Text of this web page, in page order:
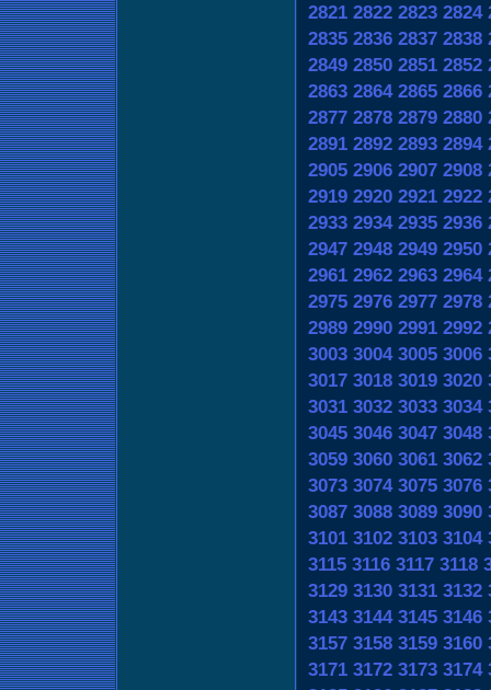
2821 2822 2823 2824
2835 2836 2837 2838
2849 2850 2851 2852
2863 2864 2865 2866
2877 2878 2879 2880
2891 2892 2893 2894
2905 2906 2907 2908
2919 2920 2921 2922
2933 2934 2935 2936
2947 2948 2949 2950
2961 2962 2963 2964
2975 2976 2977 2978
2989 2990 2991 2992
3003 3004 3005 3006
3017 3018 3019 3020
3031 3032 3033 3034
3045 3046 3047 3048
3059 3060 3061 3062
3073 3074 3075 3076
3087 3088 3089 3090
3101 3102 3103 3104
3115 3116 3117 3118
3129 3130 3131 3132
3143 3144 3145 3146
3157 3158 3159 3160
3171 3172 3173 3174